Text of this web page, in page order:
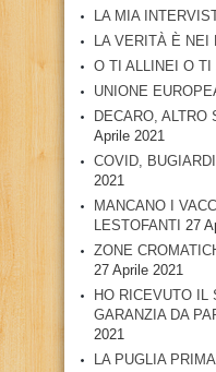
LA MIA
LA VERITÀ È NEI
O TI ALLINEI O TI
UNIONE
DECARO, ALTRO
Aprile 2021
COVID,
2021
MANCANO I
LESTOFANTI 27
ZONE
27 Aprile 2021
HO RICEVUTO IL
GARANZIA DA
2021
LA PUGLIA